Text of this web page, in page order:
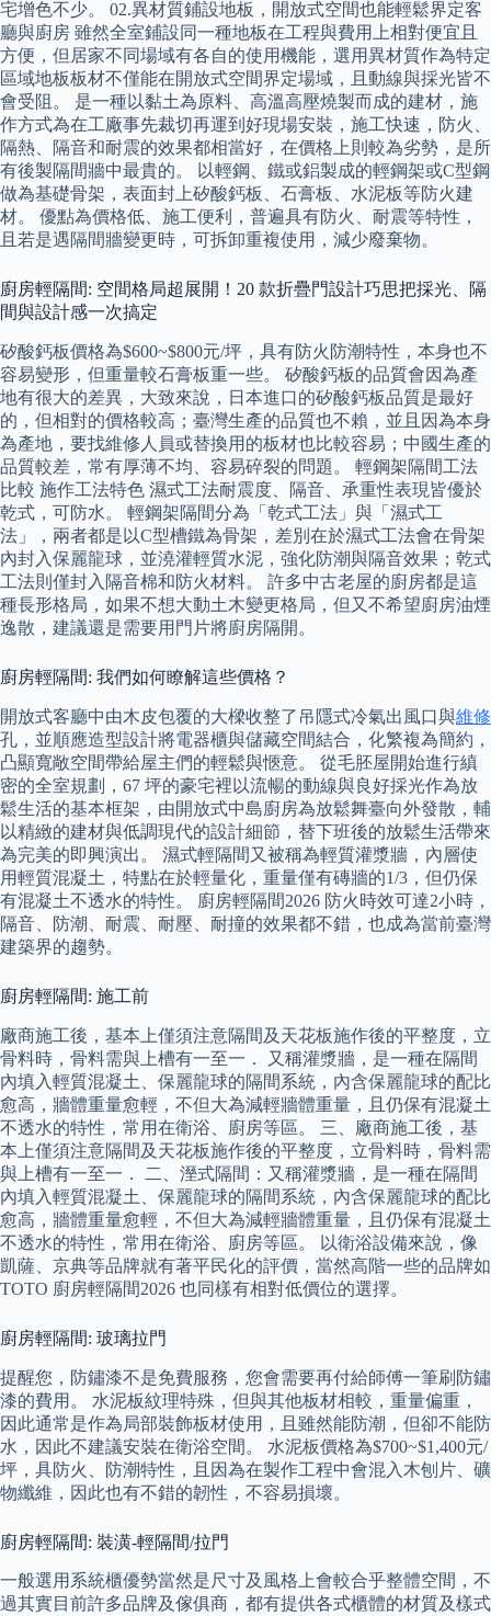
宅增色不少。 02.異材質鋪設地板，開放式空間也能輕鬆界定客
廳與廚房 雖然全室鋪設同一種地板在工程與費用上相對便宜且
方便，但居家不同場域有各自的使用機能，選用異材質作為特定
區域地板板材不僅能在開放式空間界定場域，且動線與採光皆不
會受阻。 是一種以黏土為原料、高溫高壓燒製而成的建材，施
作方式為在工廠事先裁切再運到好現場安裝，施工快速，防火、
隔熱、隔音和耐震的效果都相當好，在價格上則較為劣勢，是所
有後製隔間牆中最貴的。 以輕鋼、鐵或鋁製成的輕鋼架或C型鋼
做為基礎骨架，表面封上矽酸鈣板、石膏板、水泥板等防火建
材。 優點為價格低、施工便利，普遍具有防火、耐震等特性，
且若是遇隔間牆變更時，可拆卸重複使用，減少廢棄物。
廚房輕隔間: 空間格局超展開！20 款折疊門設計巧思把採光、隔
間與設計感一次搞定
矽酸鈣板價格為$600~$800元/坪，具有防火防潮特性，本身也不
容易變形，但重量較石膏板重一些。 矽酸鈣板的品質會因為產
地有很大的差異，大致來說，日本進口的矽酸鈣板品質是最好
的，但相對的價格較高；臺灣生產的品質也不賴，並且因為本身
為產地，要找維修人員或替換用的板材也比較容易；中國生產的
品質較差，常有厚薄不均、容易碎裂的問題。 輕鋼架隔間工法
比較 施作工法特色 濕式工法耐震度、隔音、承重性表現皆優於
乾式，可防水。 輕鋼架隔間分為「乾式工法」與「濕式工
法」，兩者都是以C型槽鐵為骨架，差別在於濕式工法會在骨架
內封入保麗龍球，並澆灌輕質水泥，強化防潮與隔音效果；乾式
工法則僅封入隔音棉和防火材料。 許多中古老屋的廚房都是這
種長形格局，如果不想大動土木變更格局，但又不希望廚房油煙
逸散，建議還是需要用門片將廚房隔開。
廚房輕隔間: 我們如何瞭解這些價格？
開放式客廳中由木皮包覆的大樑收整了吊隱式冷氣出風口與維修
孔，並順應造型設計將電器櫃與儲藏空間結合，化繁複為簡約，
凸顯寬敞空間帶給屋主們的輕鬆與愜意。 從毛胚屋開始進行縝
密的全室規劃，67 坪的豪宅裡以流暢的動線與良好採光作為放
鬆生活的基本框架，由開放式中島廚房為放鬆舞臺向外發散，輔
以精緻的建材與低調現代的設計細節，替下班後的放鬆生活帶來
為完美的即興演出。 濕式輕隔間又被稱為輕質灌漿牆，內層使
用輕質混凝土，特點在於輕量化，重量僅有磚牆的1/3，但仍保
有混凝土不透水的特性。 廚房輕隔間2026 防火時效可達2小時，
隔音、防潮、耐震、耐壓、耐撞的效果都不錯，也成為當前臺灣
建築界的趨勢。
廚房輕隔間: 施工前
廠商施工後，基本上僅須注意隔間及天花板施作後的平整度，立
骨料時，骨料需與上槽有一至一． 又稱灌漿牆，是一種在隔間
內填入輕質混凝土、保麗龍球的隔間系統，內含保麗龍球的配比
愈高，牆體重量愈輕，不但大為減輕牆體重量，且仍保有混凝土
不透水的特性，常用在衛浴、廚房等區。 三、廠商施工後，基
本上僅須注意隔間及天花板施作後的平整度，立骨料時，骨料需
與上槽有一至一． 二、溼式隔間：又稱灌漿牆，是一種在隔間
內填入輕質混凝土、保麗龍球的隔間系統，內含保麗龍球的配比
愈高，牆體重量愈輕，不但大為減輕牆體重量，且仍保有混凝土
不透水的特性，常用在衛浴、廚房等區。 以衛浴設備來說，像
凱薩、京典等品牌就有著平民化的評價，當然高階一些的品牌如
TOTO 廚房輕隔間2026 也同樣有相對低價位的選擇。
廚房輕隔間: 玻璃拉門
提醒您，防鏽漆不是免費服務，您會需要再付給師傅一筆刷防鏽
漆的費用。 水泥板紋理特殊，但與其他板材相較，重量偏重，
因此通常是作為局部裝飾板材使用，且雖然能防潮，但卻不能防
水，因此不建議安裝在衛浴空間。 水泥板價格為$700~$1,400元/
坪，具防火、防潮特性，且因為在製作工程中會混入木刨片、礦
物纖維，因此也有不錯的韌性，不容易損壞。
廚房輕隔間: 裝潢-輕隔間/拉門
一般選用系統櫃優勢當然是尺寸及風格上會較合乎整體空間，不
過其實目前許多品牌及傢俱商，都有提供各式櫃體的材質及樣式